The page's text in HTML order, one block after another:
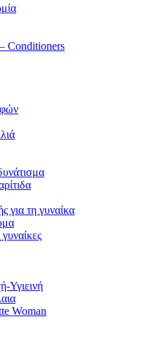
Conditioners
για τη γυναίκα
Υγιεινή
Woman